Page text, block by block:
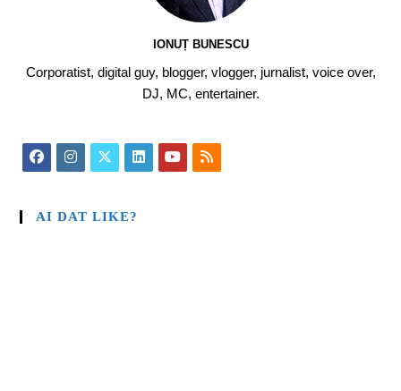
IONUȚ BUNESCU
Corporatist, digital guy, blogger, vlogger, jurnalist, voice over,
DJ, MC, entertainer.
AI DAT LIKE?